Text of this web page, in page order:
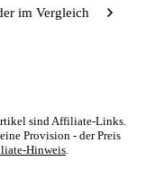
im Vergleich
sind Affiliate-Links.
Provision - der Preis
Hinweis